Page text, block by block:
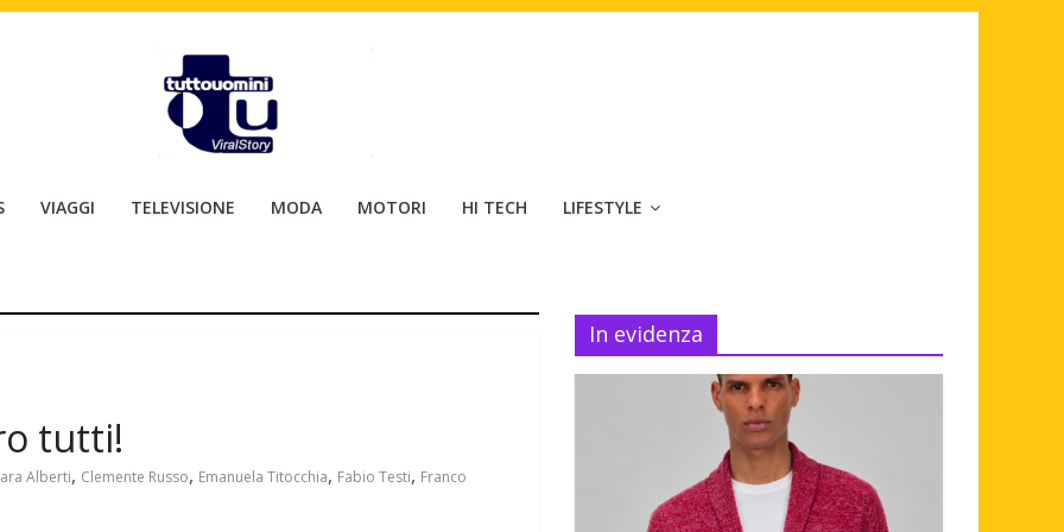
VIAGGI TELEVISIONE MODA MOTORI HI TECH LIFESTYLE
tutti!
Alberti, Clemente Russo, Emanuela Titocchia, Fabio Testi, Franco
In evidenza